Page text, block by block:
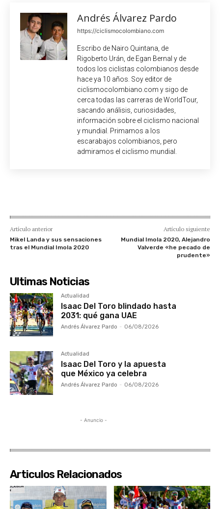
Andrés Álvarez Pardo
https://ciclismocolombiano.com
Escribo de Nairo Quintana, de
Rigoberto Urán, de Egan Bernal y de
todos los ciclistas colombianos desde
hace ya 10 años. Soy editor de
ciclismocolombiano.com y sigo de
cerca todas las carreras de WorldTour,
sacando análisis, curiosidades,
información sobre el ciclismo nacional
y mundial. Primamos a los
escarabajos colombianos, pero
admiramos el ciclismo mundial.
Artículo anterior
Mikel Landa y sus sensaciones
tras el Mundial Imola 2020
Artículo siguiente
Mundial Imola 2020, Alejandro
Valverde «he pecado de
prudente»
Ultimas Noticias
Actualidad
Isaac Del Toro blindado hasta
2031: qué gana UAE
Andrés Álvarez Pardo - 06/08/2026
Actualidad
Isaac Del Toro y la apuesta
que México ya celebra
Andrés Álvarez Pardo - 06/08/2026
- Anuncio -
Articulos Relacionados